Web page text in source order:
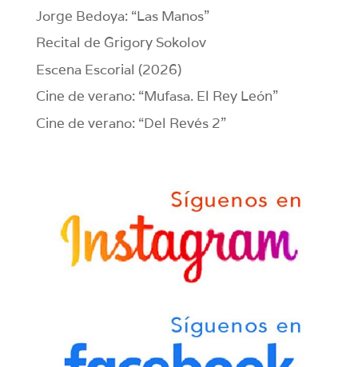
Jorge Bedoya: “Las Manos”
Recital de Grigory Sokolov
Escena Escorial (2026)
Cine de verano: “Mufasa. El Rey León”
Cine de verano: “Del Revés 2”